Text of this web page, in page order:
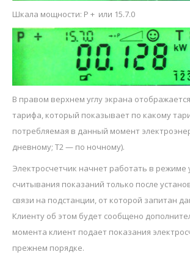
Шкала мощности: P + или 15.7.0
В правом верхнем углу экрана
тарифа, который показывает по какому
потребляемая в данный момент
дневному; Т2 — по ночному).
Электросчетчик начнет работать в режиме
считывания показаний только после
связи на подстанции, от которой запитан
Клиенту об этом будет сообщено
момента клиент подает показания
прежнем порядке.